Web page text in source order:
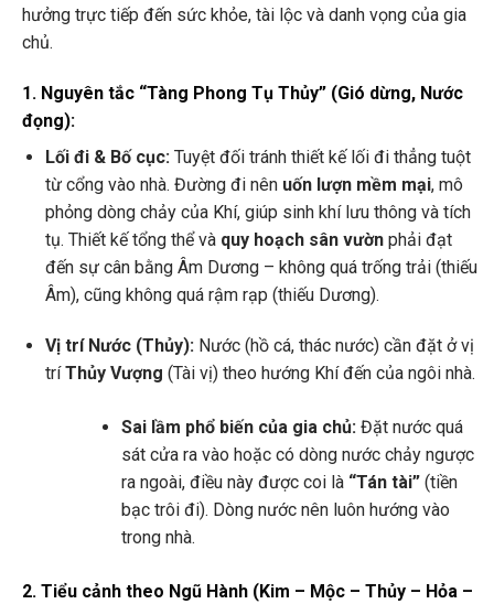
hưởng trực tiếp đến sức khỏe, tài lộc và danh vọng của gia
chủ.
1. Nguyên tắc “Tàng Phong Tụ Thủy” (Gió dừng, Nước
đọng):
Lối đi & Bố cục:Tuyệt đối tránh thiết kế lối đi thẳng tuột
từ cổng vào nhà. Đường đi nên uốn lượn mềm mại, mô
phỏng dòng chảy của Khí, giúp sinh khí lưu thông và tích
tụ. Thiết kế tổng thể và quy hoạch sân vườnphải đạt
đến sự cân bằng Âm Dương – không quá trống trải (thiếu
Âm), cũng không quá rậm rạp (thiếu Dương).
Vị trí Nước (Thủy):Nước (hồ cá, thác nước) cần đặt ở vị
tríThủy Vượng (Tài vị) theo hướng Khí đến của ngôi nhà.
Sai lầm phổ biến của gia chủ:Đặt nước quá
sát cửa ra vào hoặc có dòng nước chảy ngược
ra ngoài, điều này được coi là “Tán tài”(tiền
bạc trôi đi). Dòng nước nên luôn hướng vào
trong nhà.
2. Tiểu cảnh theo Ngũ Hành (Kim – Mộc – Thủy – Hỏa –